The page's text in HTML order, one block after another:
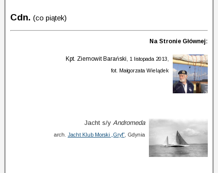
Cdn. (co piątek)
Na Stronie Głównej:
Kpt. Ziemowit Barański , 1 listopada 2013,
fot. Małgorzata Wielądek
Jacht s/y Andromeda
arch. Jacht Klub Morski „Gryf” , Gdynia